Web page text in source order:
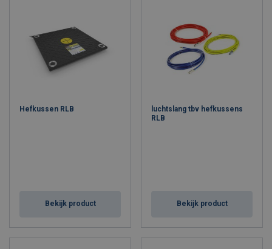
Hefkussen RLB
Bekijk product
luchtslang tbv hefkussens
RLB
Bekijk product